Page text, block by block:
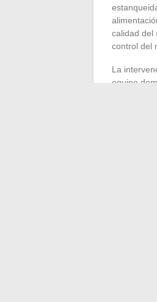
calidad del
control del
La
equipo